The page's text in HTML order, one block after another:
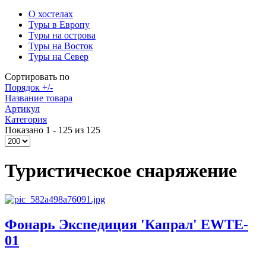
О хостелах
Туры в Европу
Туры на острова
Туры на Восток
Туры на Север
Сортировать по
Порядок +/-
Название товара
Артикул
Категория
Показано 1 - 125 из 125
Туристическое снаряжение
Фонарь Экспедиция 'Капрал' EWTE-
01